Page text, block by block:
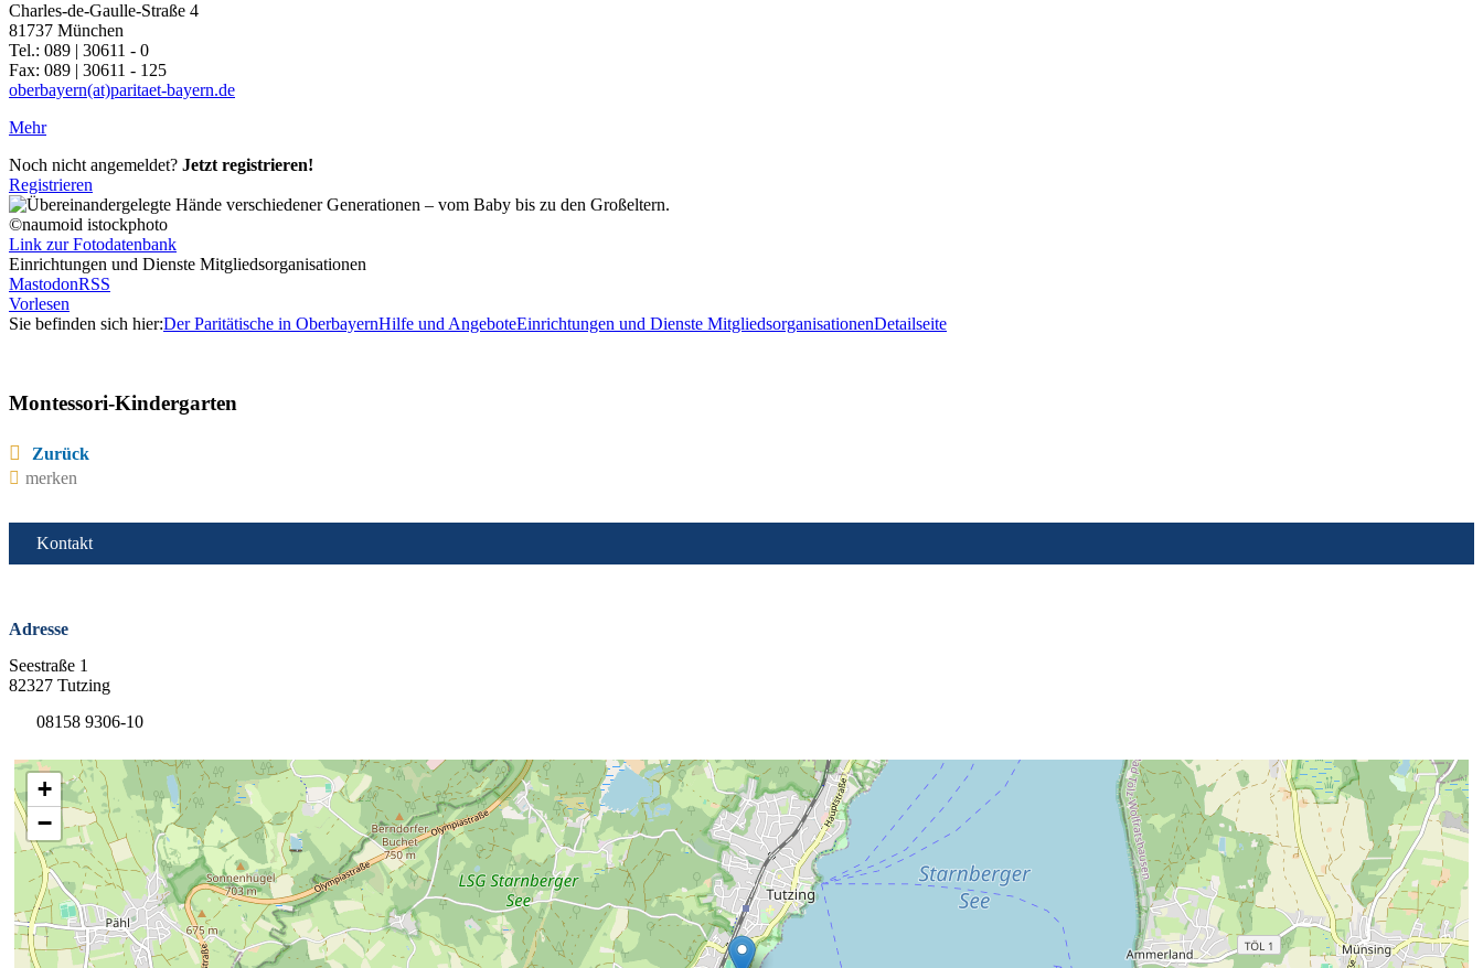
Charles-de-Gaulle-Straße 4
81737 München
Tel.: 089 | 30611 - 0
Fax: 089 | 30611 - 125
oberbayern(at)paritaet-bayern.de
Mehr
Noch nicht angemeldet? Jetzt registrieren!
Registrieren
©naumoid istockphoto
Link zur Fotodatenbank
Einrichtungen und Dienste Mitgliedsorganisationen
MastodonRSS
Vorlesen
Sie befinden sich hier:Der Paritätische in OberbayernHilfe und AngeboteEinrichtungen und Dienste MitgliedsorganisationenDetailseite
Montessori-Kindergarten
Zurück
merken
Kontakt
Adresse
Seestraße 1
82327 Tutzing
08158 9306-10
+
−